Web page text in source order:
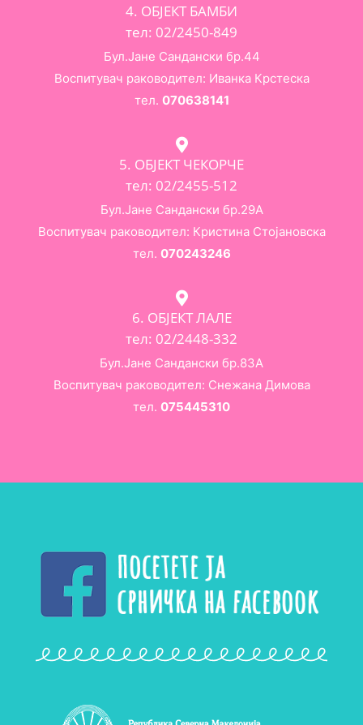
4. ОБЈЕКТ БАМБИ
тел: 02/2450-849
Бул.Јане Сандански бр.44
Воспитувач раководител: Иванка Крстеска
тел. 070638141
5. ОБЈЕКТ ЧЕКОРЧЕ
тел: 02/2455-512
Бул.Јане Сандански бр.29А
Воспитувач раководител: Кристина Стојановска
тел. 070243246
6. ОБЈЕКТ ЛАЛЕ
тел: 02/2448-332
Бул.Јане Сандански бр.83А
Воспитувач раководител: Снежана Димова
тел. 075445310